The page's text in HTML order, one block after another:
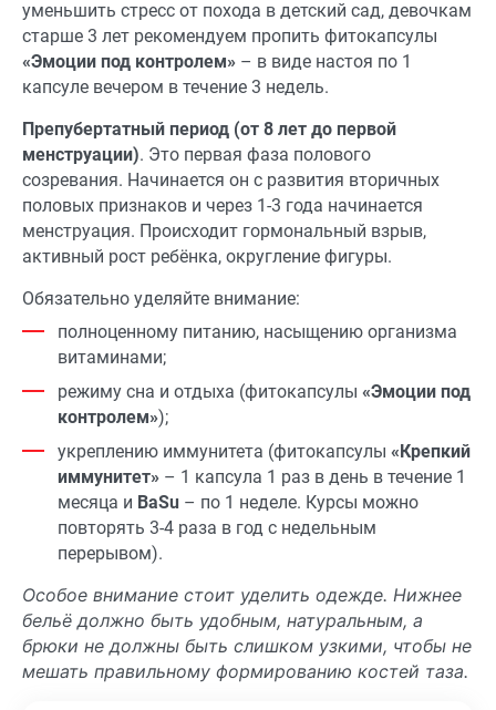
уменьшить стресс от похода в детский сад, девочкам
старше 3 лет рекомендуем пропить фитокапсулы
«Эмоции под контролем» – в виде настоя по 1
капсуле вечером в течение 3 недель.
Препубертатный период (от 8 лет до первой
менструации). Это первая фаза полового
созревания. Начинается он с развития вторичных
половых признаков и через 1-3 года начинается
менструация. Происходит гормональный взрыв,
активный рост ребёнка, округление фигуры.
Обязательно уделяйте внимание:
полноценному питанию, насыщению организма
витаминами;
режиму сна и отдыха (фитокапсулы «Эмоции под
контролем»);
укреплению иммунитета (фитокапсулы «Крепкий
иммунитет» – 1 капсула 1 раз в день в течение 1
месяца и BaSu – по 1 неделе. Курсы можно
повторять 3-4 раза в год с недельным
перерывом).
Особое внимание стоит уделить одежде. Нижнее
бельё должно быть удобным, натуральным, а
брюки не должны быть слишком узкими, чтобы не
мешать правильному формированию костей таза.